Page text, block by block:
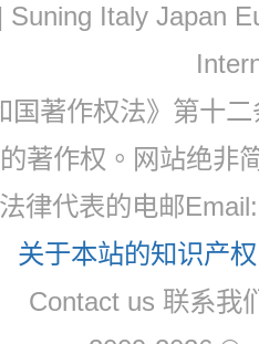
Suning Italy Japan
国著作权法》第十
著作权。网站绝非
法律代表的电邮
关于本站的知识产
Contact us 联系我